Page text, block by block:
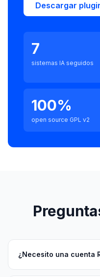
Descargar
7
sistemas IA seguidos
100%
open source GPL v2
¿Necesito una cuenta